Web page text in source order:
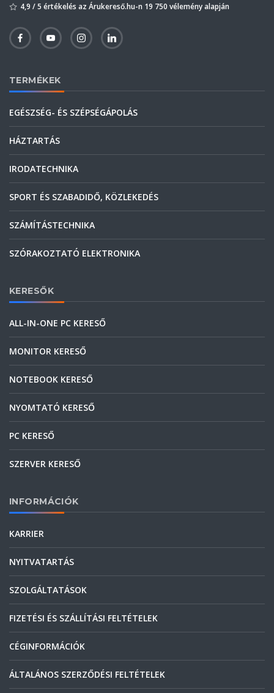
4,9 / 5 értékelés az Árukereső.hu-n 19 750 vélemény alapján
TERMÉKEK
EGÉSZSÉG- ÉS SZÉPSÉGÁPOLÁS
HÁZTARTÁS
IRODATECHNIKA
SPORT ÉS SZABADIDŐ, KÖZLEKEDÉS
SZÁMÍTÁSTECHNIKA
SZÓRAKOZTATÓ ELEKTRONIKA
KERESŐK
ALL-IN-ONE PC KERESŐ
MONITOR KERESŐ
NOTEBOOK KERESŐ
NYOMTATÓ KERESŐ
PC KERESŐ
SZERVER KERESŐ
INFORMÁCIÓK
KARRIER
NYITVATARTÁS
SZOLGÁLTATÁSOK
FIZETÉSI ÉS SZÁLLÍTÁSI FELTÉTELEK
CÉGINFORMÁCIÓK
ÁLTALÁNOS SZERZŐDÉSI FELTÉTELEK